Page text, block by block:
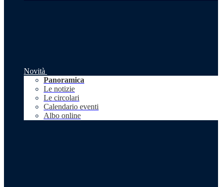
Novità
Panoramica
Le notizie
Le circolari
Calendario eventi
Albo online